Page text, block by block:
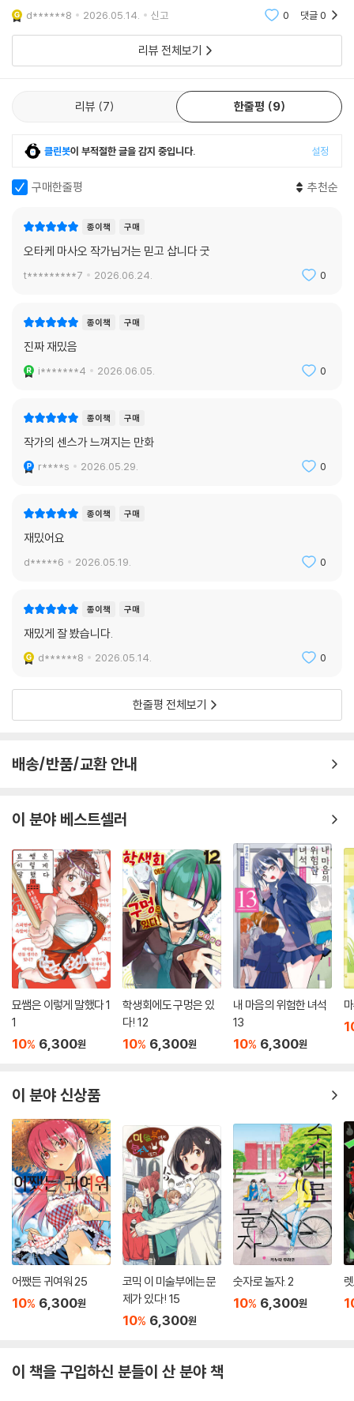
d******8 2026.05.14. 신고 0 댓글0
리뷰 전체보기
리뷰 7 한줄평 9
클린봇이 부적절한 글을 감지 중입니다. 설정
구매한줄평 추천순
종이책 구매
오타케 마사오 작가님거는 믿고 삽니다 굿
t*********7 2026.06.24. 0
종이책 구매
진짜 재밌음
i*******4 2026.06.05. 0
종이책 구매
작가의 센스가 느껴지는 만화
r****s 2026.05.29. 0
종이책 구매
재밌어요
d*****6 2026.05.19. 0
종이책 구매
재밌게 잘 봤습니다.
d******8 2026.05.14. 0
한줄평 전체보기
배송/반품/교환 안내
이 분야 베스트셀러
묘쌤은 이렇게 말했다 1
1
10% 6,300원
학생회에도 구멍은 있
다! 12
10% 6,300원
내 마음의 위험한 녀석
13
10% 6,300원
이 분야 신상품
어쨌든 귀여워 25
10% 6,300원
코믹 이 미술부에는 문
제가 있다! 15
10% 6,300원
숫자로 놀자. 2
10% 6,300원
이 책을 구입하신 분들이 산 분야 책